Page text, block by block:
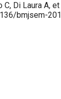
Di Laura
bmjsem-